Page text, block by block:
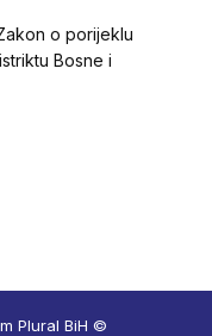
o porijeklu
Bosne i
Plural BiH ©